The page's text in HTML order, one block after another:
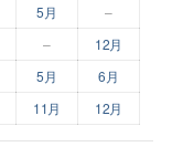
5月
–
– 12月
5月
6月
11月 12月